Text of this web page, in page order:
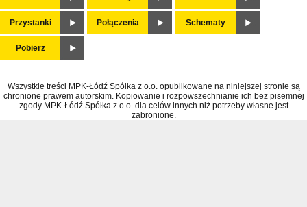
Przystanki Połączenia Schematy
Pobierz
Wszystkie treści MPK-Łódź Spółka z o.o. opublikowane na niniejszej stronie są
chronione prawem autorskim. Kopiowanie i rozpowszechnianie ich bez pisemnej
zgody MPK-Łódź Spółka z o.o. dla celów innych niż potrzeby własne jest
zabronione.